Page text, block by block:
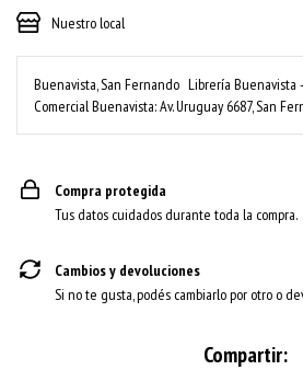
Nuestro local
Buenavista, San Fernando Librería Buenavista
Comercial Buenavista: Av. Uruguay 6687, San
Compra protegida
Tus datos cuidados durante toda la compra.
Cambios y devoluciones
Si no te gusta, podés cambiarlo por otro o
Compartir: